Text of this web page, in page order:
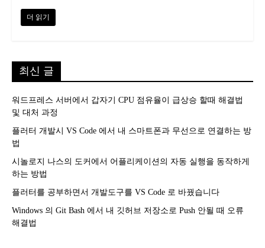
더 읽기
최신 글
워드프레스 서버에서 갑자기 CPU 점유율이 급상승 할때 해결법
및 대처 과정
플러터 개발시 VS Code 에서 내 스마트폰과 무선으로 연결하는 방
법
시놀로지 나스의 도커에서 어플리케이션의 자동 실행을 동작하게
하는 방법
플러터를 공부하면서 개발도구를 VS Code 로 바꿨습니다
Windows 의 Git Bash 에서 내 깃허브 저장소로 Push 안될 때 오류
해결법